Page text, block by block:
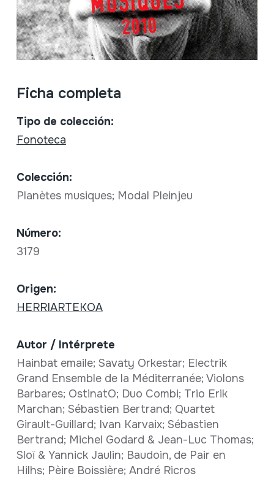
Ficha completa
Tipo de colección:
Fonoteca
Colección:
Planètes musiques; Modal Pleinjeu
Número:
3179
Origen:
HERRIARTEKOA
Autor / Intérprete
Hainbat emaile; Savaty Orkestar; Electrik
Grand Ensemble de la Méditerranée; Violons
Barbares; OstinatO; Duo Combi; Trio Erik
Marchan; Sébastien Bertrand; Quartet
Girault-Guillard; Ivan Karvaix; Sébastien
Bertrand; Michel Godard & Jean-Luc Thomas;
Sloï & Yannick Jaulin; Baudoin, de Pair en
Hilhs; Pèire Boissière; André Ricros